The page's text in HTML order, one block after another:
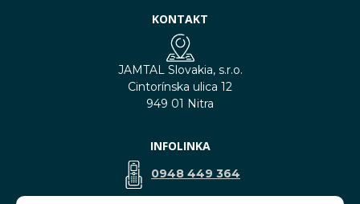
KONTAKT
JAMTAL Slovakia, s.r.o.
Cintorínska ulica 12
949 01 Nitra
INFOLINKA
0948 449 364